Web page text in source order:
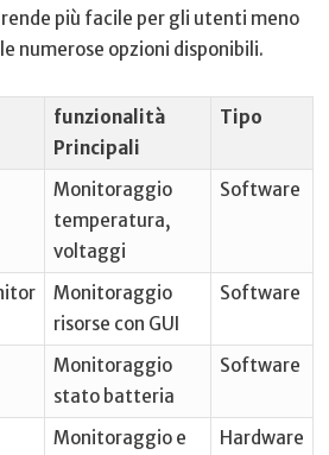
più facile per⁤ gli utenti meno
⁤numerose opzioni disponibili.
funzionalità
⁣Principali
Tipo
Monitoraggio⁤
temperatura,
voltaggi
Software
Monitoraggio
risorse​ con GUI
Software
Monitoraggio
stato batteria
Software
Monitoraggio e
Hardware